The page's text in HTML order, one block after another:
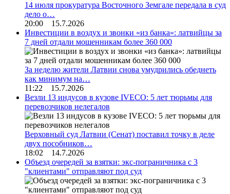
14 июля прокуратура Восточного Земгале передала в суд
дело о…
20:00 15.7.2026
Инвестиции в воздух и звонки «из банка»: латвийцы за
7 дней отдали мошенникам более 360 000
За неделю жители Латвии снова умудрились обеднеть
как минимум на…
11:22 15.7.2026
Везли 13 индусов в кузове IVECO: 5 лет тюрьмы для
перевозчиков нелегалов
Верховный суд Латвии (Сенат) поставил точку в деле
двух пособников…
18:02 14.7.2026
Объезд очередей за взятки: экс-пограничника с 3
"клиентами" отправляют под суд